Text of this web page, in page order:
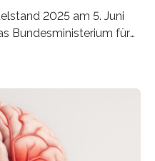
2025 am 5. Juni
Bundesministerium für
in
freigegeben – unter
Industrielle
Zentrales